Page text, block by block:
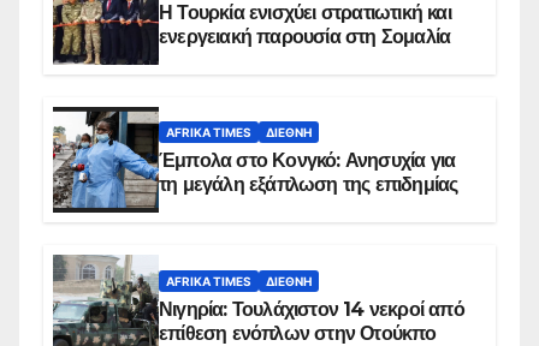
Η Τουρκία ενισχύει στρατιωτική και
ενεργειακή παρουσία στη Σομαλία
AFRIKA TIMES ΔΙΕΘΝΉ
Έμπολα στο Κονγκό: Ανησυχία για
τη μεγάλη εξάπλωση της επιδημίας
AFRIKA TIMES ΔΙΕΘΝΉ
Νιγηρία: Τουλάχιστον 14 νεκροί από
επίθεση ενόπλων στην Οτούκπο